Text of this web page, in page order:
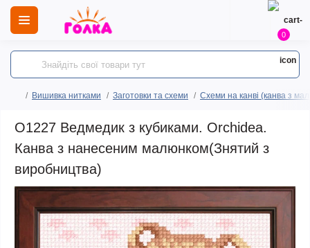
0
Вишивка нитками Заготовки та схеми Схеми на канві (канва з
O1227 Ведмедик з кубиками. Orchidea.
Канва з нанесеним малюнком(Знятий з
виробництва)